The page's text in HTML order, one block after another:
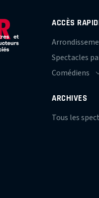
ACCÈS
ARCHIVES
Tous les